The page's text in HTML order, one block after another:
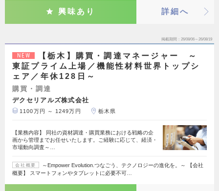
興味あり 詳細へ
掲載期間 26/08/06～26/08/19
NEW
【栃木】購買・調達マネージャー ～
東証プライム上場／機能性材料世界トップシ
ェア／年休128日～
購買・調達
デクセリアルズ株式会社
1100万円 ～ 1249万円 栃木県
【業務内容】 同社の資材調達・購買業務における戦略の企
画から管理までお任せいたします。ご経験に応じて、経済・
市場動向調査～…
会社概要
～Empower Evolution.つなごう、テクノロジーの進化を。～ 【会社
概要】 スマートフォンやタブレットに必要不可…